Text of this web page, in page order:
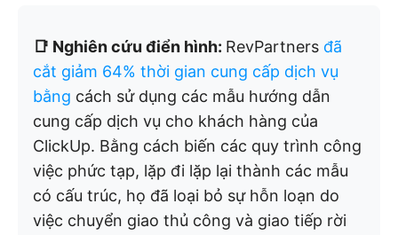
📑 Nghiên cứu điển hình: RevPartners đã
cắt giảm 64% thời gian cung cấp dịch vụ
bằng cách sử dụng các mẫu hướng dẫn
cung cấp dịch vụ cho khách hàng của
ClickUp. Bằng cách biến các quy trình công
việc phức tạp, lặp đi lặp lại thành các mẫu
có cấu trúc, họ đã loại bỏ sự hỗn loạn do
việc chuyển giao thủ công và giao tiếp rời